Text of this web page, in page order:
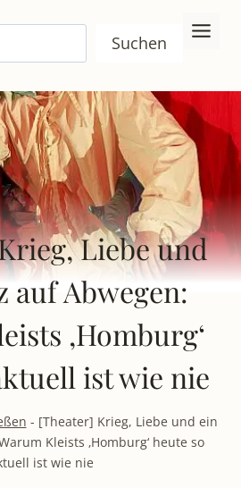
Suchen
Liebe und
auf Abwegen:
‚Homburg‘
ist wie nie
- [Theater] Krieg, Liebe und ein
Kleists ‚Homburg‘ heute so
ist wie nie